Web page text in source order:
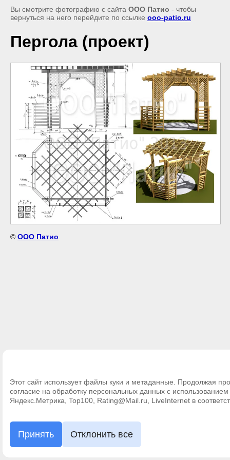
Вы смотрите фотографию с сайта ООО Патио - чтобы
вернуться на него перейдите по ссылке ooo-patio.ru
Пергола (проект)
© ООО Патио
Этот сайт использует файлы куки и метаданные. Продолжая
согласие на обработку персональных данных с
Яндекс.Метрика, Top100, Rating@Mail.ru, LiveInternet в
Принять Отклонить все